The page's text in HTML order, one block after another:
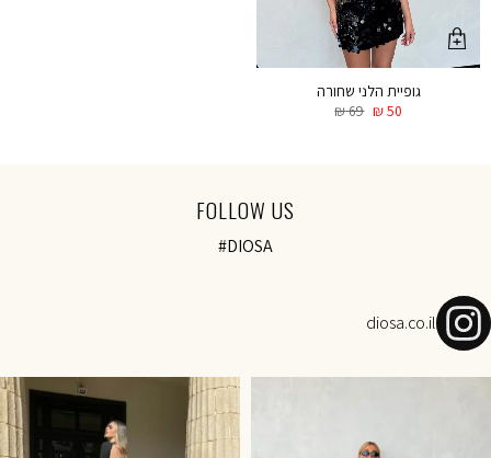
גופיית הלני שחורה
₪69 ₪50
FOLLOW US
#DIOSA
diosa.co.il